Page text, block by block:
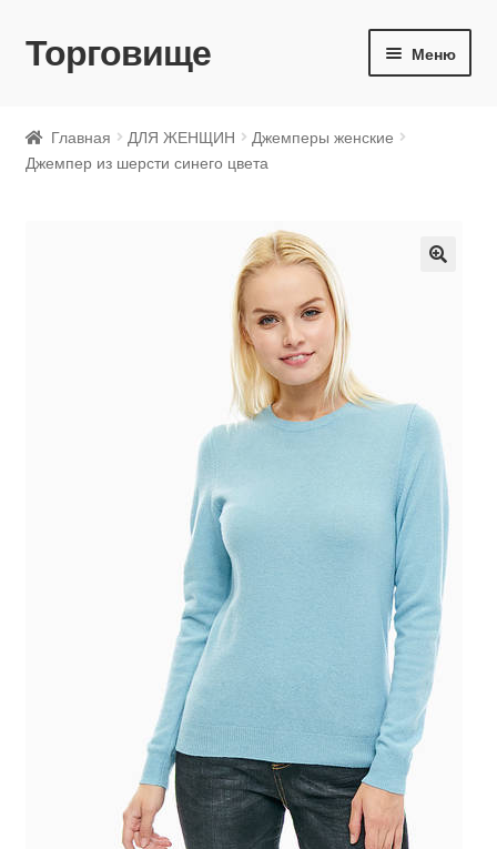
Перейти
Перейти
Торговище Меню
ДЛЯ МУЖЧИН
Главная ДЛЯ ЖЕНЩИН
Джемперы женские
Джемпер из шерсти синего цвета